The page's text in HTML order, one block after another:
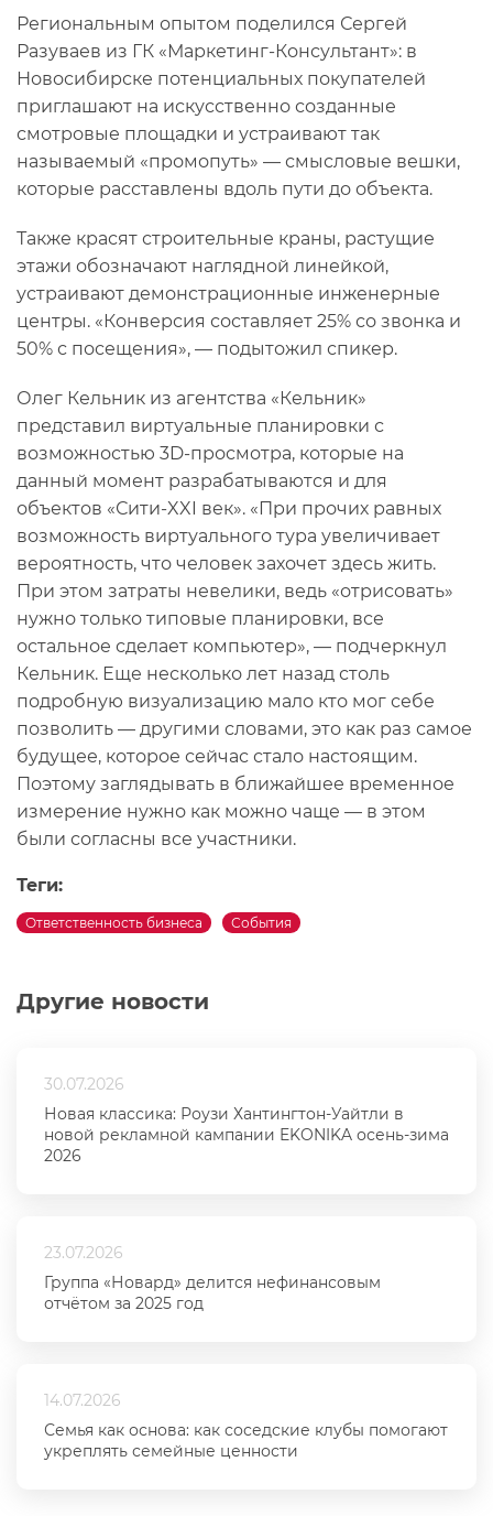
Другие новости
30.07.2026
Новая классика: Роузи Хантингтон-Уайтли в
новой рекламной кампании EKONIKA осень-зима
2026
23.07.2026
Группа «Новард» делится нефинансовым
отчётом за 2025 год
14.07.2026
Семья как основа: как соседские клубы помогают
укреплять семейные ценности
Региональным опытом поделился Сергей
Разуваев из ГК «Маркетинг-Консультант»: в
Новосибирске потенциальных покупателей
приглашают на искусственно созданные
смотровые площадки и устраивают так
называемый «промопуть» — смысловые вешки,
которые расставлены вдоль пути до объекта.
Также красят строительные краны, растущие
этажи обозначают наглядной линейкой,
устраивают демонстрационные инженерные
центры. «Конверсия составляет 25% со звонка и
50% с посещения», — подытожил спикер.
Олег Кельник из агентства «Кельник»
представил виртуальные планировки с
возможностью 3D-просмотра, которые на
данный момент разрабатываются и для
объектов «Сити-XXI век». «При прочих равных
возможность виртуального тура увеличивает
вероятность, что человек захочет здесь жить.
При этом затраты невелики, ведь «отрисовать»
нужно только типовые планировки, все
остальное сделает компьютер», — подчеркнул
Кельник. Еще несколько лет назад столь
подробную визуализацию мало кто мог себе
позволить — другими словами, это как раз самое
будущее, которое сейчас стало настоящим.
Поэтому заглядывать в ближайшее временное
измерение нужно как можно чаще — в этом
были согласны все участники.
Теги:
Ответственность бизнеса События